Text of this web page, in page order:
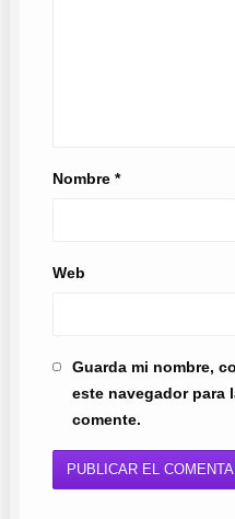
Nombre *
Web
Guarda mi nombre,
este navegador para
comente.